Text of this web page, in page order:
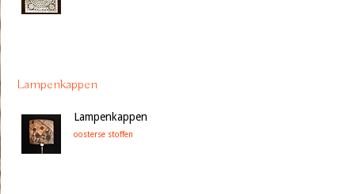
Lampenkappen
Lampenkappen
oosterse stoffen